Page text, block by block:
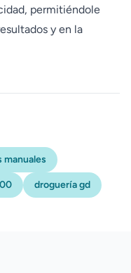
permitiéndole
y en la
manuales
droguería gd